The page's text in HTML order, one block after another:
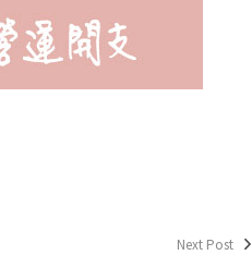
Next Post